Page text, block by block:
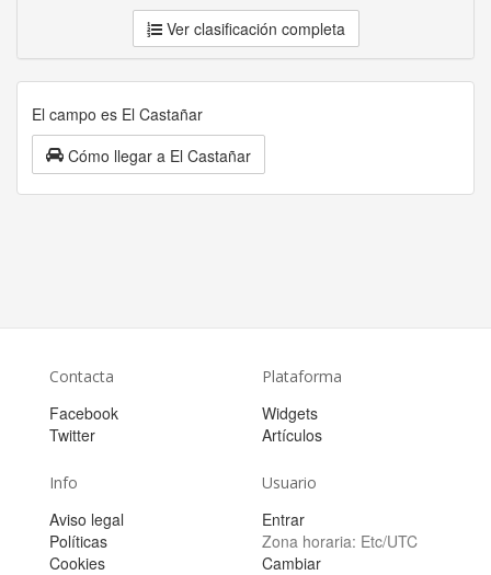
Ver clasificación completa
El campo es El Castañar
Cómo llegar a El Castañar
Contacta
Facebook
Twitter
Plataforma
Widgets
Artículos
Info
Aviso legal
Políticas
Cookies
Usuario
Entrar
Zona horaria: Etc/UTC
Cambiar